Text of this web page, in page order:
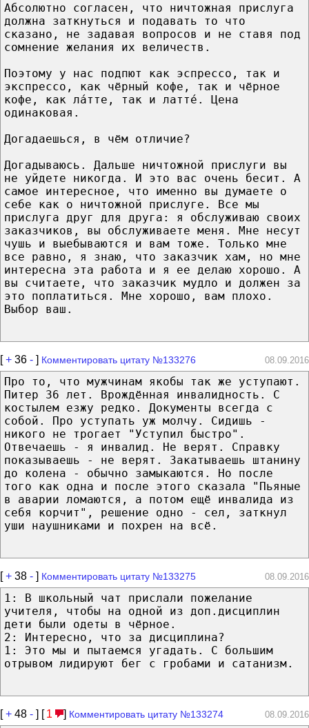
Абсолютно согласен, что ничтожная прислуга
должна заткнуться и подавать то что
сказано, не задавая вопросов и не ставя под
сомнение желания их величеств.
Поэтому у нас подпют как эспрессо, так и
экспрессо, как чёрный кофе, так и чёрное
кофе, как ла́тте, так и латтé. Цена
одинаковая.
Догадаешься, в чём отличие?
Догадываюсь. Дальше ничтожной прислуги вы
не уйдете никогда. И это вас очень бесит. А
самое интересное, что именно вы думаете о
себе как о ничтожной прислуге. Все мы
прислуга друг для друга: я обслуживаю своих
заказчиков, вы обслуживаете меня. Мне несут
чушь и выебываются и вам тоже. Только мне
все равно, я знаю, что заказчик хам, но мне
интересна эта работа и я ее делаю хорошо. А
вы считаете, что заказчик мудло и должен за
это поплатиться. Мне хорошо, вам плохо.
Выбор ваш.
[+ 36 - ] Комментировать цитату №133276 08.09.2016
Про то, что мужчинам якобы так же уступают.
Питер 36 лет. Врождённая инвалидность. С
костылем езжу редко. Документы всегда с
собой. Про уступать уж молчу. Сидишь -
никого не трогает "Уступил быстро".
Отвечаешь - я инвалид. Не верят. Справку
показываешь - не верят. Закатываешь штанину
до колена - обычно замыкаются. Но после
того как одна и после этого сказала "Пьяные
в аварии ломаются, а потом ещё инвалида из
себя корчит", решение одно - сел, заткнул
уши наушниками и похрен на всё.
[+ 38 - ] Комментировать цитату №133275 08.09.2016
1: В школьный чат прислали пожелание
учителя, чтобы на одной из доп.дисциплин
дети были одеты в чёрное.
2: Интересно, что за дисциплина?
1: Это мы и пытаемся угадать. С большим
отрывом лидируют бег с гробами и сатанизм.
[+ 48 - ] [ 1 ] Комментировать цитату №133274 08.09.2016